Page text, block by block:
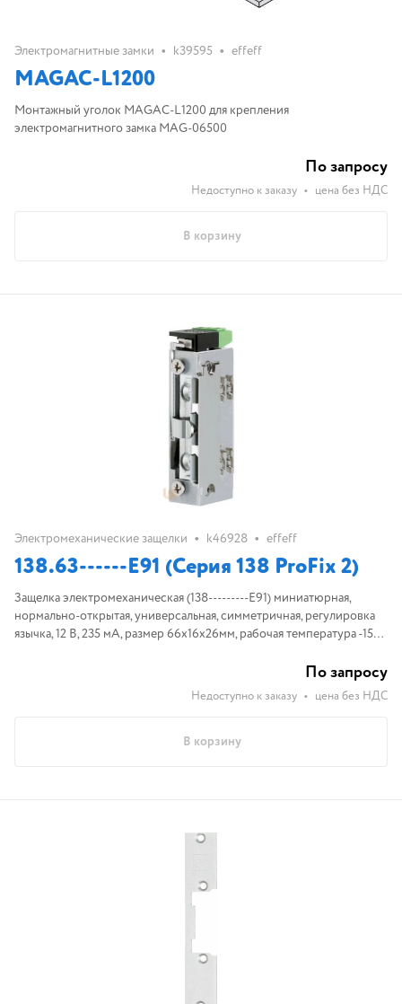
Электромагнитные замки • k39595 • effeff
MAGAC-L1200
Монтажный уголок MAGAC-L1200 для крепления
электромагнитного замка MAG-06500
По запросу
Недоступно к заказу • цена без НДС
В корзину
Электромеханические защелки • k46928 • effeff
138.63------E91 (Серия 138 ProFix 2)
Защелка электромеханическая (138---------E91) миниатюрная,
нормально-открытая, универсальная, симметричная, регулировка
язычка, 12 В, 235 мА, размер 66х16х26мм, рабочая температура -15…
По запросу
Недоступно к заказу • цена без НДС
В корзину